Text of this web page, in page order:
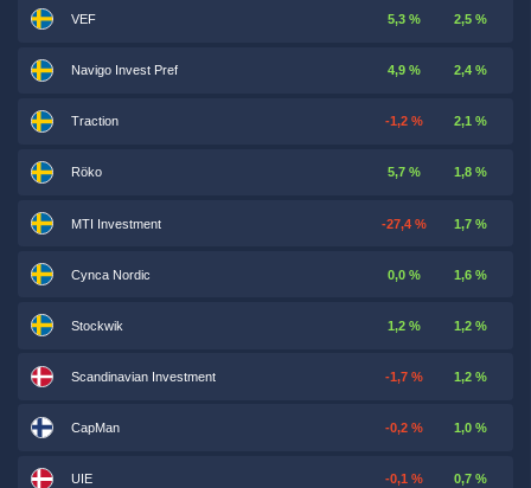
VEF 5,3 % 2,5 %
Navigo Invest Pref 4,9 % 2,4 %
Traction -1,2 % 2,1 %
Röko 5,7 % 1,8 %
MTI Investment -27,4 % 1,7 %
Cynca Nordic 0,0 % 1,6 %
Stockwik 1,2 % 1,2 %
Scandinavian Investment -1,7 % 1,2 %
CapMan -0,2 % 1,0 %
UIE -0,1 % 0,7 %